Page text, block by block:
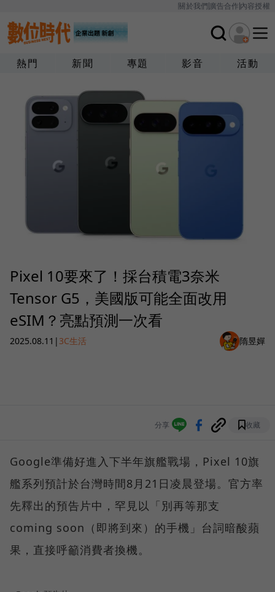
關於我們廣告合作內容授權
熱門 新聞 專題 影音 活動
Pixel 10要來了！採台積電3奈米
Tensor G5，美國版可能全面改用
eSIM？亮點預測一次看
2025.08.11 | 3C生活 隋昱嬋
分享 收藏
Google準備好進入下半年旗艦戰場，Pixel 10旗
艦系列預計於台灣時間8月21日凌晨登場。官方率
先釋出的預告片中，罕見以「別再等那支
coming soon（即將到來）的手機」台詞暗酸蘋
果，直接呼籲消費者換機。